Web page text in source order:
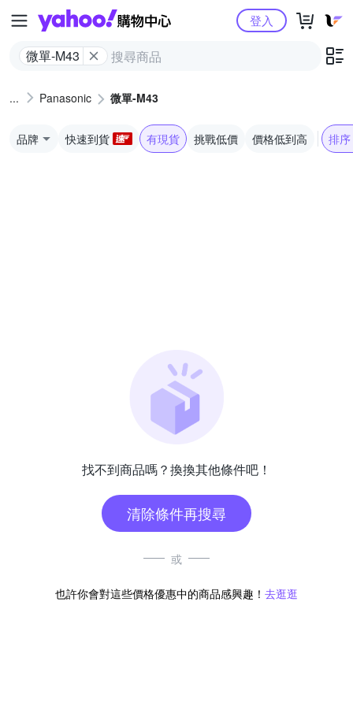
Yahoo購物中心
微單-M43
登入
Panasonic 微單-M43
品牌 快速到貨 有現貨 挑戰低價 價格低到高 排序
找不到商品嗎？換換其他條件吧！
清除條件再搜尋
或
也許你會對這些價格優惠中的商品感興趣！ 去逛逛